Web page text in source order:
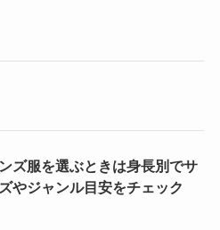
ズ服を選ぶときは身長別でサ
やジャンル目安をチェック